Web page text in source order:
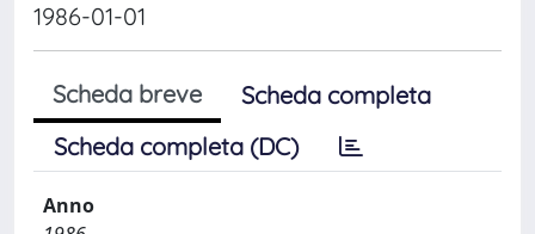
1986-01-01
Scheda breve
Scheda completa
Scheda completa (DC)
Anno